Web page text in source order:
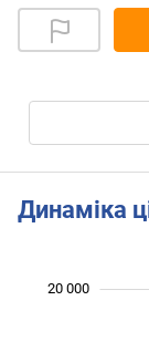
Динаміка
20 000